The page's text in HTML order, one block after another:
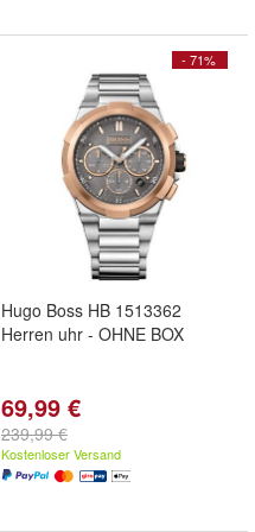
- 71%
Hugo Boss HB 1513362
Herren uhr - OHNE BOX
69,99 €
239,99 €
Kostenloser Versand